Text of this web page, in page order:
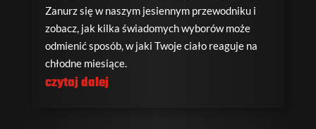
Zanurz się w naszym jesiennym przewodniku i
zobacz, jak kilka świadomych wyborów może
odmienić sposób, w jaki Twoje ciało reaguje na
chłodne miesiące.
czytaj dalej